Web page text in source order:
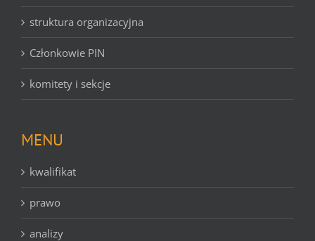
struktura organizacyjna
Członkowie PIN
komitety i sekcje
MENU
kwalifikat
prawo
analizy